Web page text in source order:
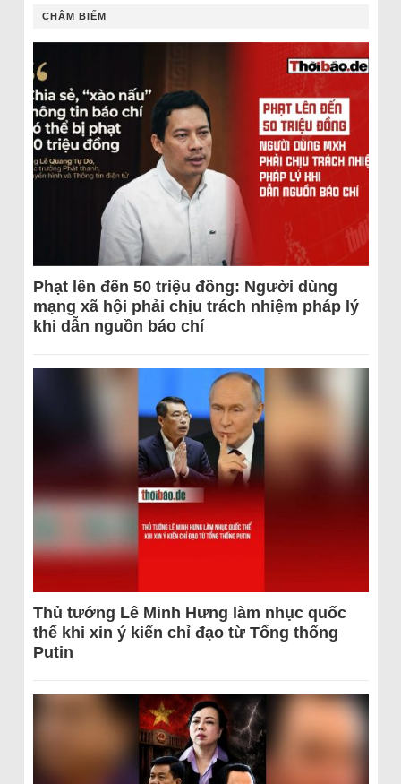
CHÂM BIẾM
Phạt lên đến 50 triệu đồng: Người dùng
mạng xã hội phải chịu trách nhiệm pháp lý
khi dẫn nguồn báo chí
Thủ tướng Lê Minh Hưng làm nhục quốc
thể khi xin ý kiến chỉ đạo từ Tổng thống
Putin